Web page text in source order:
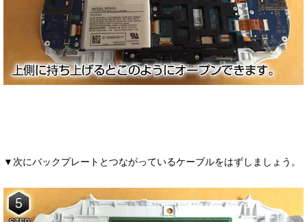
▼次にバックプレートとつながっているケーブルをはずしましょう。